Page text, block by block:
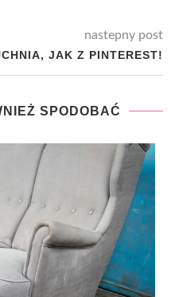
nastepny post
JAK Z PINTEREST!
SPODOBAĆ